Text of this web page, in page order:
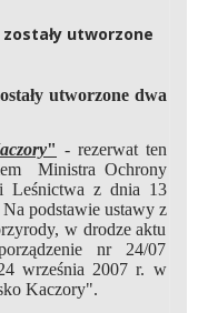
utworzone
utworzone dwa
" - rezerwat ten
Ministra Ochrony
Leśnictwa z dnia 13
podstawie ustawy z
w drodze aktu
nr 24/07
września 2007 r. w
Kaczory".